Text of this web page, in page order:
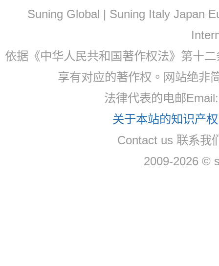
Suning Global | Suning Italy Japan
依据《中华人民共和国著作权法》第十
享有对应的著作权。网站绝非
法律代表的电邮
关于本站的知识产
Contact us 联系我
2009-2026 ©